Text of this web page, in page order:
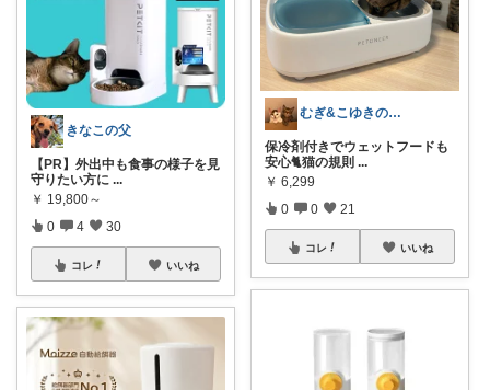
きなこの父
【PR】外出中も食事の様子を見
守りたい方に ...
￥ 19,800～
0 4 30
コレ いいね
むぎ&こゆきの部屋
保冷剤付きでウェットフードも
安心🐈猫の規則 ...
￥ 6,299
0 0 21
コレ いいね